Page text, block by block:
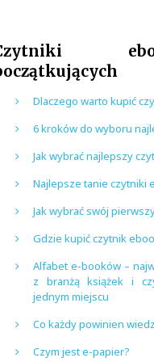
Dlaczego warto kupić
6 kroków do wyboru
Jak wybrać najlepszy
Najlepsze tanie czytniki
Jak wybrać swój
Gdzie kupić czytnik
Alfabet e-booków –
z branżą książek i
jednym miejscu
Co każdy powinien
Czym jest e-papier?